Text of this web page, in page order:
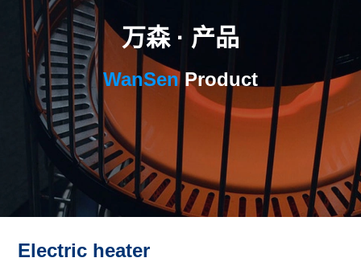
万森 · 产品
WanSenProduct
Electric heater